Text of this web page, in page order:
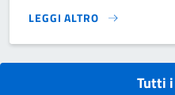
LEGGI ALTRO
SEGNALAZIONE ILLECITI
Tutti